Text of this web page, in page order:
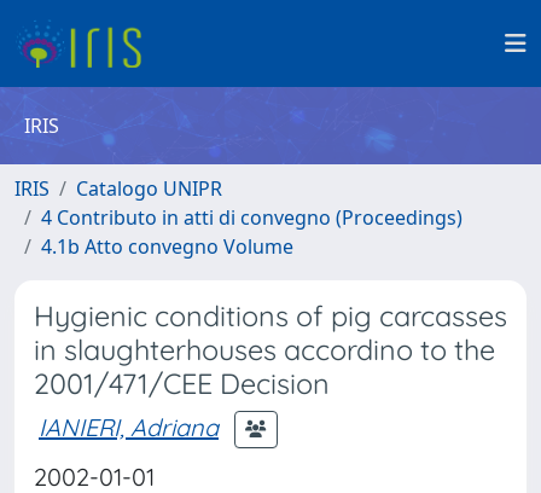
IRIS
IRIS
Catalogo UNIPR
4 Contributo in atti di convegno (Proceedings)
4.1b Atto convegno Volume
Hygienic conditions of pig carcasses
in slaughterhouses accordino to the
2001/471/CEE Decision
IANIERI, Adriana
2002-01-01